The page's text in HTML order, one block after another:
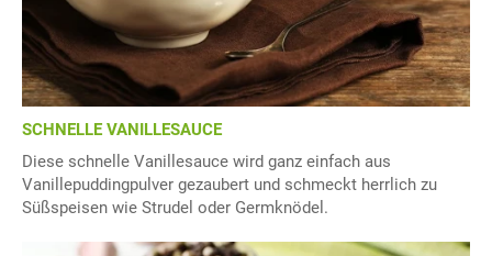
SCHNELLE VANILLESAUCE
Diese schnelle Vanillesauce wird ganz einfach aus
Vanillepuddingpulver gezaubert und schmeckt herrlich zu
Süßspeisen wie Strudel oder Germknödel.